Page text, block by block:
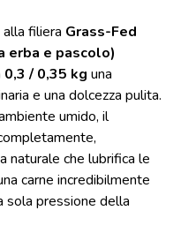
alla filiera Grass-Fed
erba e pascolo)
0,3 / 0,35 kg una
e una dolcezza pulita.
umido, il
naturale che lubrifica le
carne incredibilmente
sola pressione della